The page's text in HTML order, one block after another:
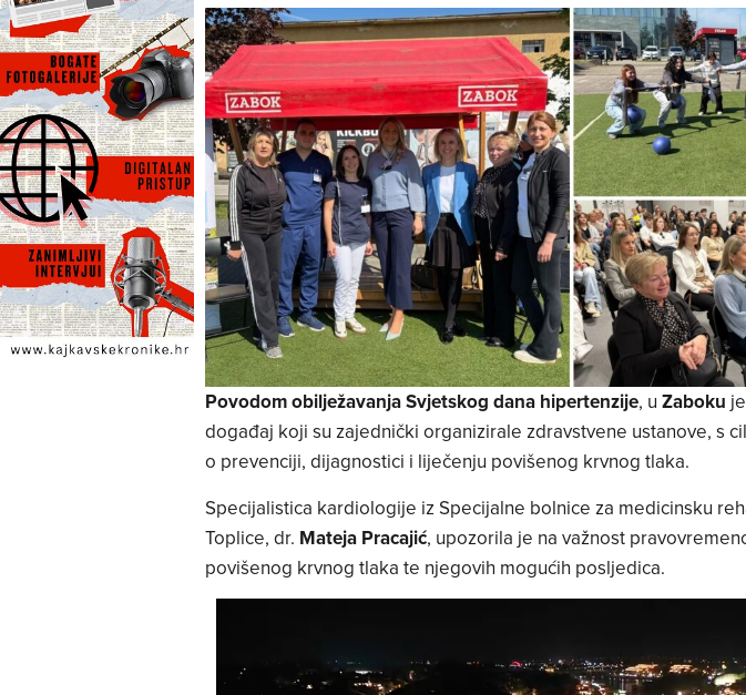
Povodom obilježavanja Svjetskog dana hipertenzije, u Zaboku
događaj koji su zajednički organizirale zdravstvene ustanove, s
o prevenciji, dijagnostici i liječenju povišenog krvnog tlaka.
Specijalistica kardiologije iz Specijalne bolnice za medicinsku
Toplice, dr. Mateja Pracajić, upozorila je na važnost
povišenog krvnog tlaka te njegovih mogućih posljedica.